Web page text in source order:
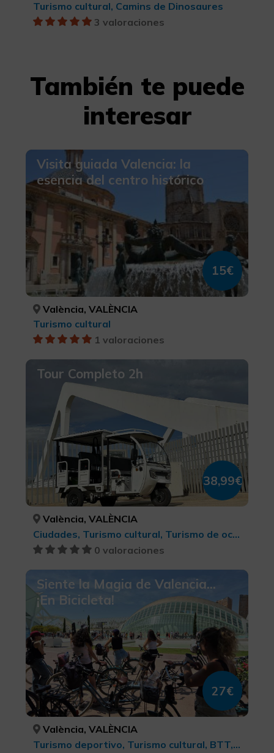
Turismo cultural, Camins de Dinosaures
3 valoraciones
También te puede
interesar
Visita guiada Valencia: la
esencia del centro histórico
15€
València, VALÈNCIA
Turismo cultural
1 valoraciones
Tour Completo 2h
38,99€
València, VALÈNCIA
Ciudades, Turismo cultural, Turismo de ocio y diversión
0 valoraciones
Siente la Magia de Valencia...
¡En Bicicleta!
27€
València, VALÈNCIA
Turismo deportivo, Turismo cultural, BTT, cicloturismo y ciclismo